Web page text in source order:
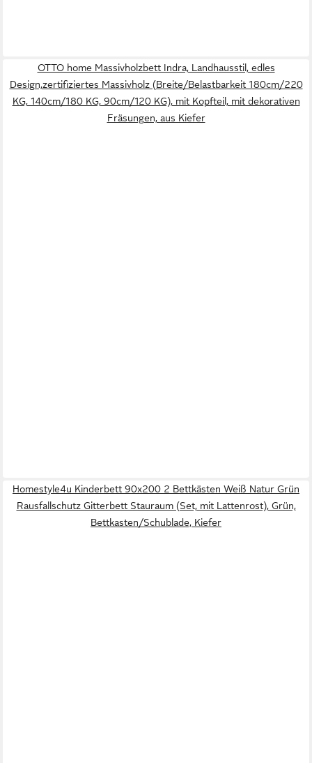
OTTO home Massivholzbett Indra, Landhausstil, edles
Design,zertifiziertes Massivholz (Breite/Belastbarkeit 180cm/220
KG, 140cm/180 KG, 90cm/120 KG), mit Kopfteil, mit dekorativen
Fräsungen, aus Kiefer
Homestyle4u Kinderbett 90x200 2 Bettkästen Weiß Natur Grün
Rausfallschutz Gitterbett Stauraum (Set, mit Lattenrost), Grün,
Bettkasten/Schublade, Kiefer